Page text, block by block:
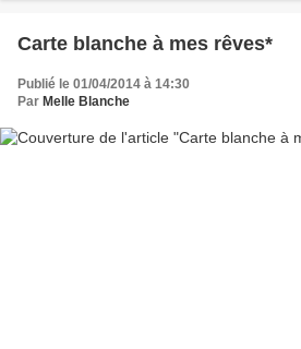
Carte blanche à mes rêves*
Publié le 01/04/2014 à 14:30
Par Melle Blanche